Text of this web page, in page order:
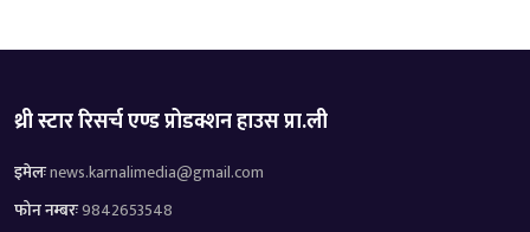
थ्री स्टार रिसर्च एण्ड प्रोडक्शन हाउस प्रा.ली
इमेलःnews.karnalimedia@gmail.com
फोन नम्बरः9842653548